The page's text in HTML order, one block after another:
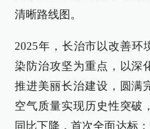
清晰路线图。
2025年，长治市以改善环
染防治攻坚为重点，以深
推进美丽长治建设，圆满
空气质量实现历史性突破
同比下降，首次全面达标